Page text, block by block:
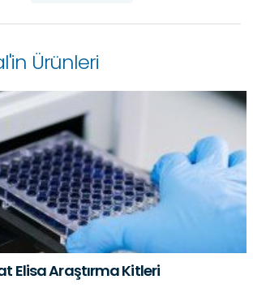
Ürünleri
Elisa Araştırma Kitleri